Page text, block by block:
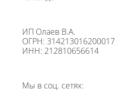
ИП Олаев В.А.
ОГРН: 314213016200017
ИНН: 212810656614
Мы в соц. сетях: